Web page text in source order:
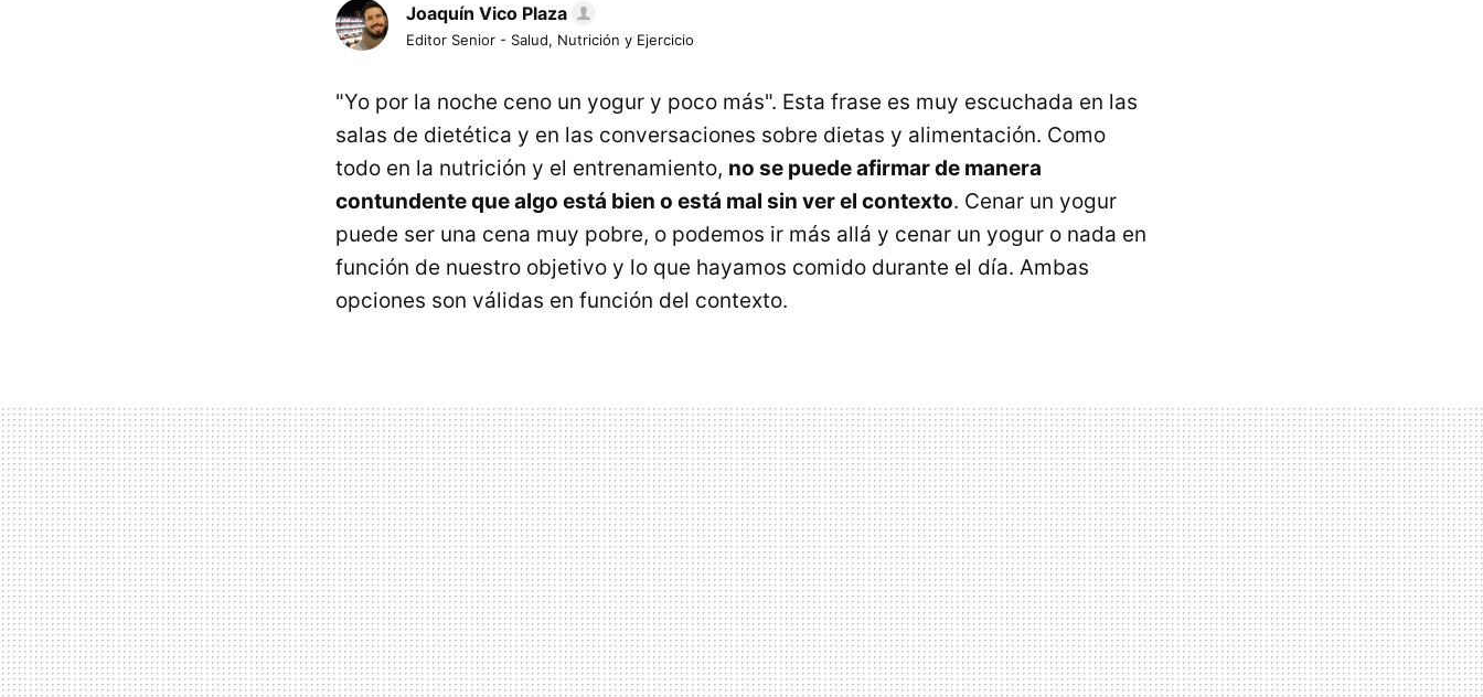
Joaquín Vico Plaza
Editor Senior - Salud, Nutrición y Ejercicio
"Yo por la noche ceno un yogur y poco más". Esta frase es muy escuchada en las
salas de dietética y en las conversaciones sobre dietas y alimentación. Como
todo en la nutrición y el entrenamiento, no se puede afirmar de manera
contundente que algo está bien o está mal sin ver el contexto. Cenar un yogur
puede ser una cena muy pobre, o podemos ir más allá y cenar un yogur o nada en
función de nuestro objetivo y lo que hayamos comido durante el día. Ambas
opciones son válidas en función del contexto.